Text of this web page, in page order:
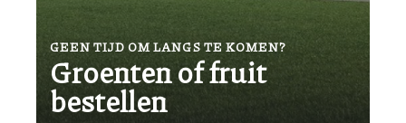
GEEN TIJD OM LANGS TE KOMEN?
Groenten of fruit
bestellen